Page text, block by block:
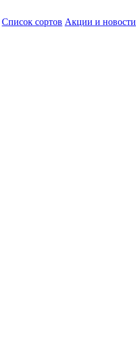
Список сортов Акции и новости